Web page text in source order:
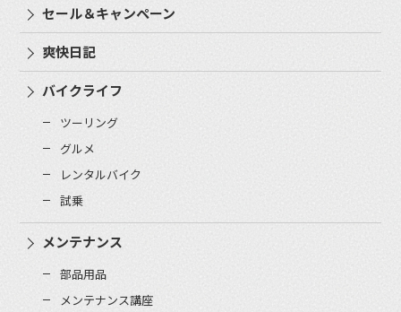
セール＆キャンペーン
爽快日記
バイクライフ
ツーリング
グルメ
レンタルバイク
試乗
メンテナンス
部品用品
メンテナンス講座